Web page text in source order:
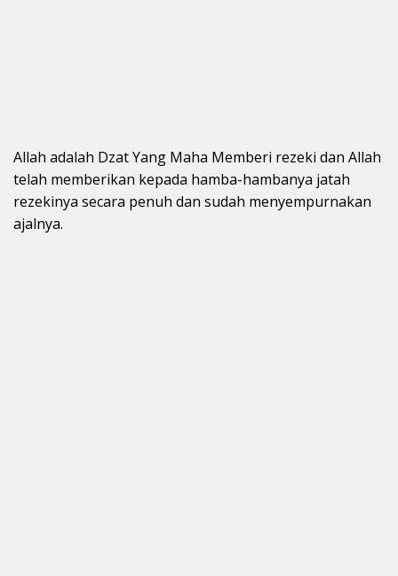
Allah adalah Dzat Yang Maha Memberi rezeki dan Allah
telah memberikan kepada hamba-hambanya jatah
rezekinya secara penuh dan sudah menyempurnakan
ajalnya.